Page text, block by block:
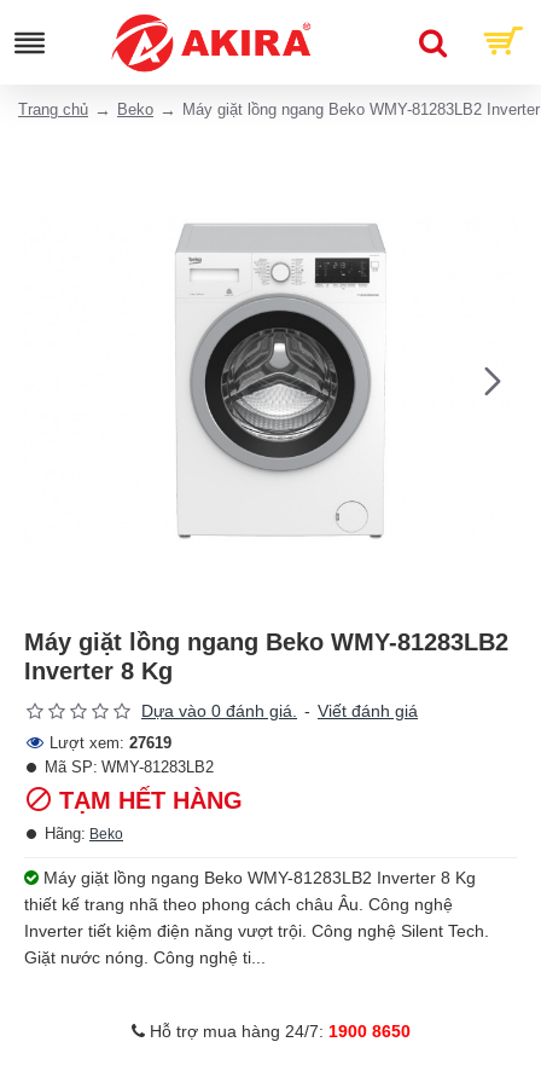
Trang chủ Beko Máy giặt lồng ngang Beko WMY-81283LB2
Máy giặt lồng ngang Beko WMY-81283LB2
Inverter 8 Kg
Dựa vào 0 đánh giá. - Viết đánh giá
Lượt xem: 27619
TẠM HẾT HÀNG
Hãng: Beko
Mã SP: WMY-81283LB2
Máy giặt lồng ngang Beko WMY-81283LB2 Inverter 8 Kg
thiết kế trang nhã theo phong cách châu Âu. Công nghệ
Inverter tiết kiệm điện năng vượt trội. Công nghệ Silent Tech.
Giặt nước nóng. Công nghệ ti...
Hỗ trợ mua hàng 24/7: 1900 8650